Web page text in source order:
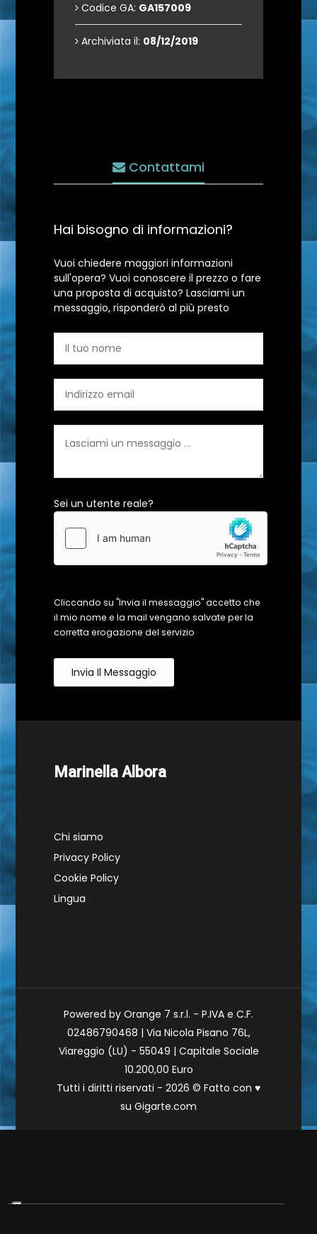
Codice GA: GA157009
Archiviata il: 08/12/2019
Contattami
Hai bisogno di informazioni?
Vuoi chiedere maggiori informazioni
sull'opera? Vuoi conoscere il prezzo o fare
una proposta di acquisto? Lasciami un
messaggio, risponderò al più presto
Sei un utente reale?
Cliccando su "Invia il messaggio" accetto che
il mio nome e la mail vengano salvate per la
corretta erogazione del servizio
Invia Il Messaggio
Marinella Albora
Chi siamo
Privacy Policy
Cookie Policy
Lingua
Powered by Orange 7 s.r.l. - P.IVA e C.F.
02486790468 | Via Nicola Pisano 76L,
Viareggio (LU) - 55049 | Capitale Sociale
10.200,00 Euro
Tutti i diritti riservati - 2026 © Fatto con ♥
su Gigarte.com